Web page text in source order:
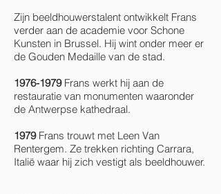
Zijn beeldhouwerstalent ontwikkelt Frans
verder aan de academie voor Schone
Kunsten in Brussel. Hij wint onder meer er
de Gouden Medaille van de stad.
1976-1979Frans werkt hij aan de
restauratie van monumenten waaronder
de Antwerpse kathedraal.
1979Frans trouwt met Leen Van
Rentergem. Ze trekken richting Carrara,
Italië waar hij zich vestigt als beeldhouwer.